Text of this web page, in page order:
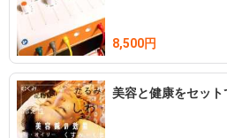
8,500円
美容と健康をセット